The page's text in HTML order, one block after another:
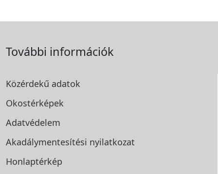
További információk
Közérdekű adatok
Okostérképek
Adatvédelem
Akadálymentesítési nyilatkozat
Honlaptérkép